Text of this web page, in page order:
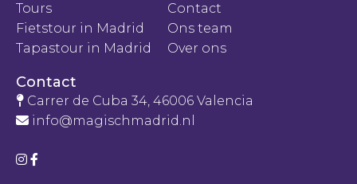
Tours
Fietstour in Madrid
Tapastour in Madrid
Contact
Ons team
Over ons
Contact
Carrer de Cuba 34, 46006 Valencia
info@magischmadrid.nl